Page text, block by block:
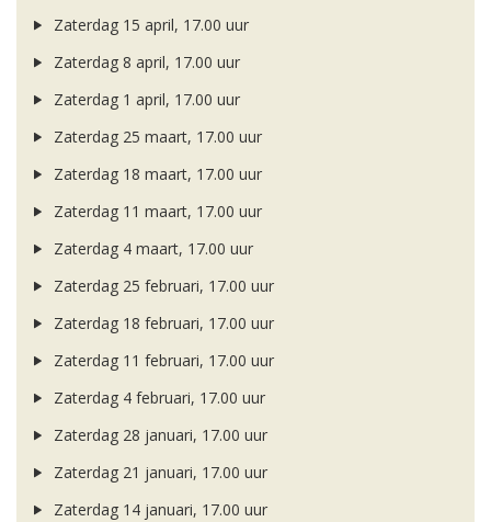
Zaterdag 15 april, 17.00 uur
Zaterdag 8 april, 17.00 uur
Zaterdag 1 april, 17.00 uur
Zaterdag 25 maart, 17.00 uur
Zaterdag 18 maart, 17.00 uur
Zaterdag 11 maart, 17.00 uur
Zaterdag 4 maart, 17.00 uur
Zaterdag 25 februari, 17.00 uur
Zaterdag 18 februari, 17.00 uur
Zaterdag 11 februari, 17.00 uur
Zaterdag 4 februari, 17.00 uur
Zaterdag 28 januari, 17.00 uur
Zaterdag 21 januari, 17.00 uur
Zaterdag 14 januari, 17.00 uur